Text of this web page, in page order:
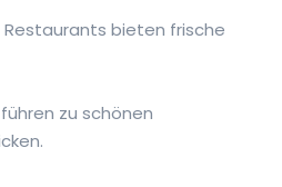
Restaurants bieten frische
zu schönen